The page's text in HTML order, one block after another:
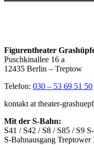
Figurentheater
Puschkinallee 16 a
12435 Berlin – Treptow
Telefon: 030 – 53 69 51 50
kontakt at theater-
Mit der S-Bahn:
S41 / S42 / S8 / S85 / S9
S-Bahnausgang Treptower